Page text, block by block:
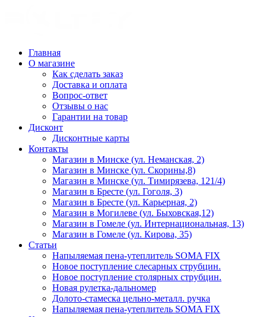
Главная
О магазине
Как сделать заказ
Доставка и оплата
Вопрос-ответ
Отзывы о нас
Гарантии на товар
Дисконт
Дисконтные карты
Контакты
Магазин в Минске (ул. Неманская, 2)
Магазин в Минске (ул. Скорины,8)
Магазин в Минске (ул. Тимирязева, 121/4)
Магазин в Бресте (ул. Гоголя, 3)
Магазин в Бресте (ул. Карьерная, 2)
Магазин в Могилеве (ул. Быховская,12)
Магазин в Гомеле (ул. Интернациональная, 13)
Магазин в Гомеле (ул. Кирова, 35)
Статьи
Напыляемая пена-утеплитель SOMA FIX
Новое поступление слесарных струбцин.
Новое поступление столярных струбцин.
Новая рулетка-дальномер
Долото-стамеска цельно-металл. ручка
Напыляемая пена-утеплитель SOMA FIX